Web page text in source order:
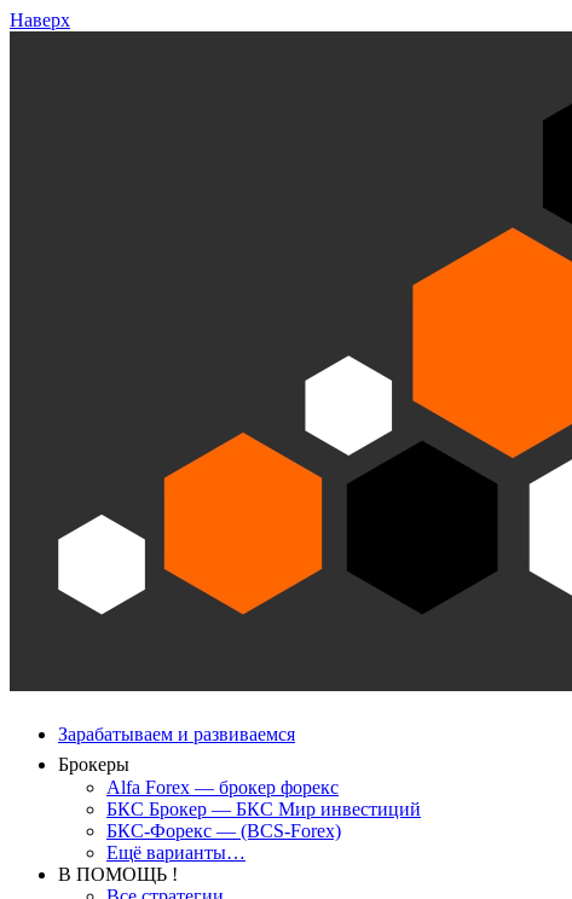
Наверх
Зарабатываем и развиваемся
Брокеры
Alfa Forex — брокер форекс
БКС Брокер — БКС Мир инвестиций
БКС-Форекс — (BCS-Forex)
Ещё варианты…
В ПОМОЩЬ !